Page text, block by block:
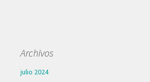
Archivos
julio 2024